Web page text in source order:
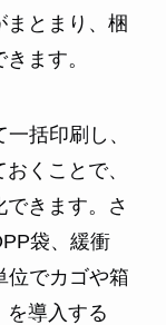
まとまり、梱
ます。
括印刷し、
くことで、
きます。さ
袋、緩衝
位でカゴや箱
を導入する